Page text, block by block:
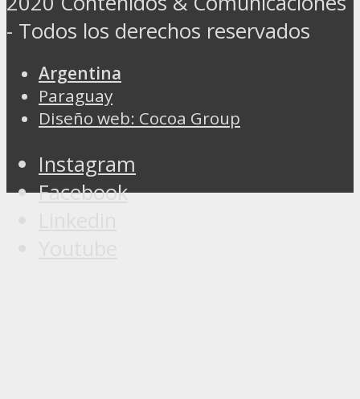
- Todos los derechos reservados
Argentina
Paraguay
Diseño web: Cocoa Group
Instagram
Facebook